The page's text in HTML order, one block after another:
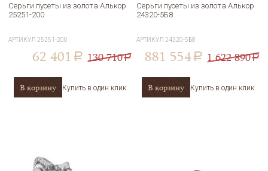
Серьги пусеты из золота Алькор
25251-200
АРТИКУЛ 25251-200
62 401 a 130 710a
В корзину Купить в один клик
Серьги пусеты из золота Алькор
24320-5Б8
АРТИКУЛ 24320-5Б8
881 554 a 1 622 890a
В корзину Купить в один клик